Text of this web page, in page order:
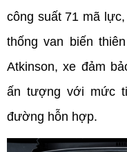
công suất 71 mã
thống van biến
Atkinson, xe đảm
ấn tượng với mức
đường hỗn hợp.